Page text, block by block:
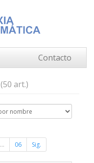
Contacto
(50 art.)
... 06 Sig.